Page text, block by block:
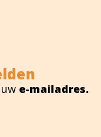
e-mailadres.